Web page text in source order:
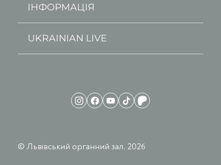
© Львівський органний зал, 2026
ІНФОРМАЦІЯ
UKRAINIAN LIVE